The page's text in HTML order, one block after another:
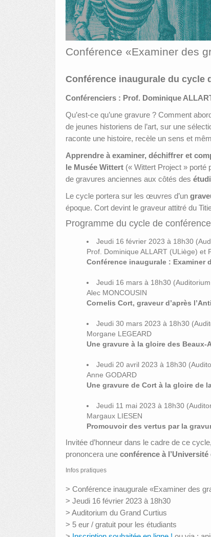
Conférence «Examiner des
Conférence inaugurale du cycle
Conférenciers : Prof. Dominique
Qu’est-ce qu’une gravure ? Comment
de jeunes historiens de l’art, sur une
raconte une histoire, recèle un sens et
Apprendre à examiner, déchiffrer et
le Musée Wittert (« Wittert Project » porté
de gravures anciennes aux côtés des
Le cycle portera sur les œuvres d’un
époque. Cort devint le graveur attitré du
Programme du cycle de
Jeudi 16 février 2023 à 18h30
Prof. Dominique ALLART (ULiège) et
Conférence inaugurale : Examiner
Jeudi 16 mars à 18h30
Alec MONCOUSIN
Cornelis Cort, graveur d’après
Jeudi 30 mars 2023 à 18h30
Morgane LEGEARD
Une gravure à la gloire des Beaux-
Jeudi 20 avril 2023 à 18h30
Anne GODARD
Une gravure de Cort à la gloire de
Jeudi 11 mai 2023 à 18h30
Margaux LIESEN
Promouvoir des vertus par la
Invitée d’honneur dans le cadre de ce cycle,
prononcera une conférence à l’Université
Infos pratiques
> Conférence inaugurale «Examiner des
> Jeudi 16 février 2023 à 18h30
> Auditorium du Grand Curtius
> 5 eur / gratuit pour les étudiants